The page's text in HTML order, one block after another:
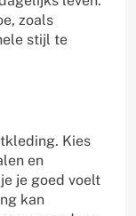
zoals
stijl te
Kies
en
je goed voelt
kan